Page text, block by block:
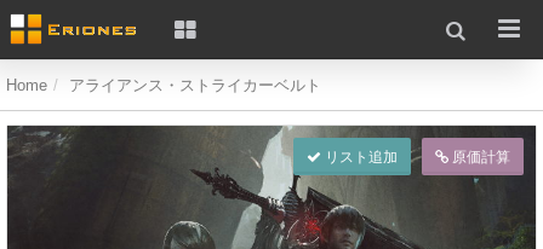
Home アライアンス・ストライカーベルト
リスト追加 原価計算